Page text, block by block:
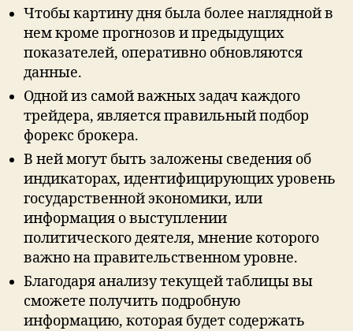
Чтобы картину дня была более наглядной в
нем кроме прогнозов и предыдущих
показателей, оперативно обновляются
данные.
Одной из самой важных задач каждого
трейдера, является правильный подбор
форекс брокера.
В ней могут быть заложены сведения об
индикаторах, идентифицирующих уровень
государственной экономики, или
информация о выступлении
политического деятеля, мнение которого
важно на правительственном уровне.
Благодаря анализу текущей таблицы вы
сможете получить подробную
информацию, которая будет содержать